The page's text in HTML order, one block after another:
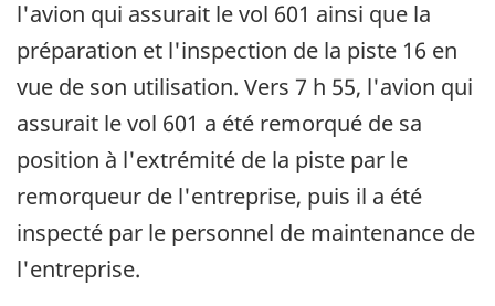
l'avion qui assurait le vol 601 ainsi que la
préparation et l'inspection de la piste 16 en
vue de son utilisation. Vers 7 h 55, l'avion qui
assurait le vol 601 a été remorqué de sa
position à l'extrémité de la piste par le
remorqueur de l'entreprise, puis il a été
inspecté par le personnel de maintenance de
l'entreprise.